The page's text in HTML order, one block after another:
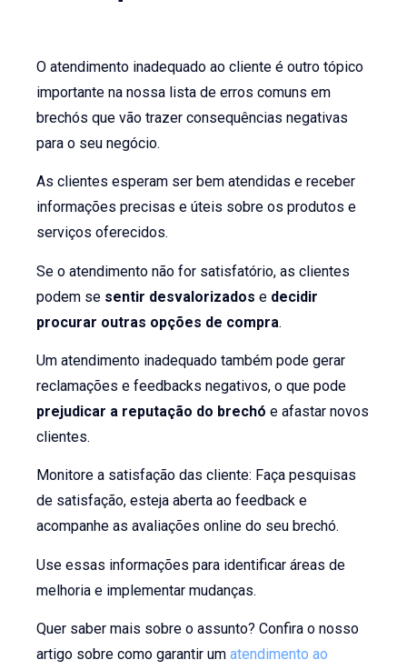
O atendimento inadequado ao cliente é outro tópico
importante na nossa lista de erros comuns em
brechós que vão trazer consequências negativas
para o seu negócio.
As clientes esperam ser bem atendidas e receber
informações precisas e úteis sobre os produtos e
serviços oferecidos.
Se o atendimento não for satisfatório, as clientes
podem se sentir desvalorizados e decidir
procurar outras opções de compra.
Um atendimento inadequado também pode gerar
reclamações e feedbacks negativos, o que pode
prejudicar a reputação do brechó e afastar novos
clientes.
Monitore a satisfação das cliente: Faça pesquisas
de satisfação, esteja aberta ao feedback e
acompanhe as avaliações online do seu brechó.
Use essas informações para identificar áreas de
melhoria e implementar mudanças.
Quer saber mais sobre o assunto? Confira o nosso
artigo sobre como garantir umatendimento ao